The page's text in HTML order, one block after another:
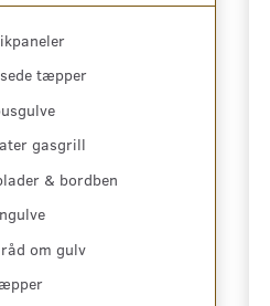
tæpper
gasgrill
& bordben
om gulv